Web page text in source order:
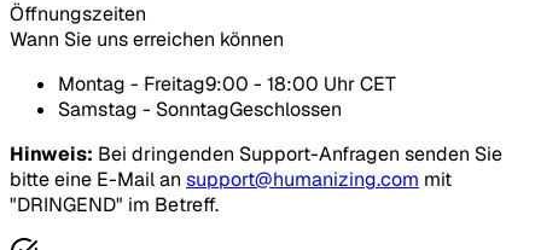
Öffnungszeiten
Wann Sie uns erreichen können
Montag - Freitag9:00 - 18:00 Uhr CET
Samstag - SonntagGeschlossen
Hinweis: Bei dringenden Support-Anfragen senden Sie
bitte eine E-Mail an support@humanizing.com mit
"DRINGEND" im Betreff.